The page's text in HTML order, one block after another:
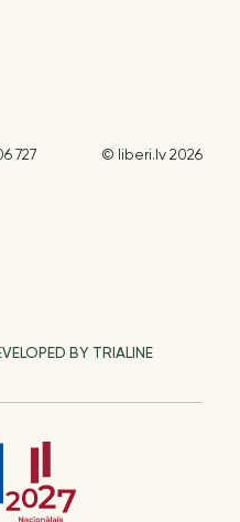
727 © liberi.lv 2026
BY TRIALINE